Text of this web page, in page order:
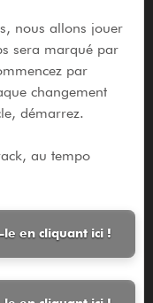
nous allons jouer
sera marqué par
par
changement
démarrez.
au tempo
en cliquant ici !